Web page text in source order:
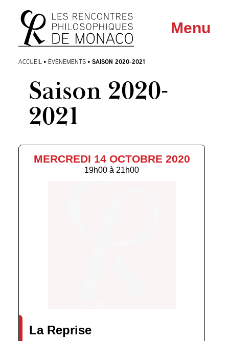
Aller
au
menu
Aller au
contenu
Menu
ACCUEIL • ÉVÈNEMENTS • SAISON 2020-2021
Saison 2020-
2021
MERCREDI 14 OCTOBRE 2020
19h00 à 21h00
La Reprise